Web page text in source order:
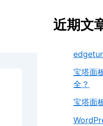
近期文
宝塔面
全？
宝塔面